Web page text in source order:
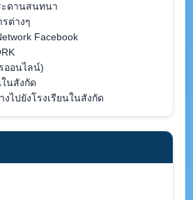
ะดานสนทนา
ต่างๆ
Facebook
ออนไลน์)
นสังกัด
ไปยังโรงเรียนในสังกัด